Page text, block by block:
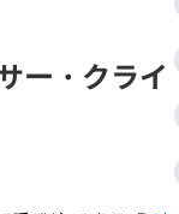
ー・クライ